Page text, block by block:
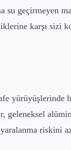
su geçirmeyen
karşı sizi
yürüyüşlerinde
geleneksel
yaralanma riskini